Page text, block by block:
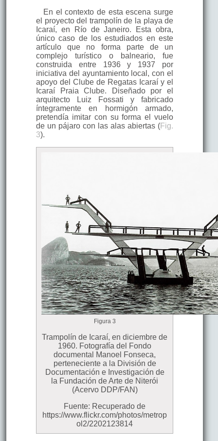
En el contexto de esta escena surge
el proyecto del trampolín de la playa de
Icaraí, en Río de Janeiro. Esta obra,
único caso de los estudiados en este
artículo que no forma parte de un
complejo turístico o balneario, fue
construida entre 1936 y 1937 por
iniciativa del ayuntamiento local, con el
apoyo del Clube de Regatas Icaraí y el
Icaraí Praia Clube. Diseñado por el
arquitecto Luiz Fossati y fabricado
íntegramente en hormigón armado,
pretendía imitar con su forma el vuelo
de un pájaro con las alas abiertas (Fig.
3).
Figura 3
Trampolín de Icaraí, en diciembre de
1960. Fotografía del Fondo
documental Manoel Fonseca,
perteneciente a la División de
Documentación e Investigación de
la Fundación de Arte de Niterói
(Acervo DDP/FAN)
Fuente: Recuperado de
https://www.flickr.com/photos/metrop
ol2/2202123814